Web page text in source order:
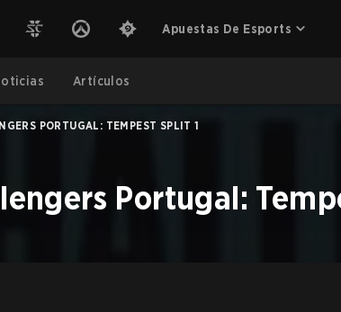
Apuestas De Esports
Artículos
PORTUGAL: TEMPEST SPLIT 1
Portugal: